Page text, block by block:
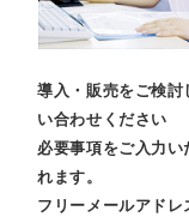
導入・販売をご検
い合わせください
必要事項をご入力
れます。
フリーメールアド